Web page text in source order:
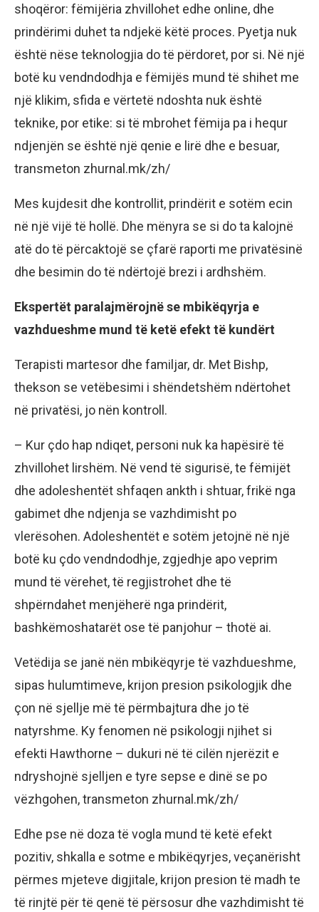
shoqëror: fëmijëria zhvillohet edhe online, dhe
prindërimi duhet ta ndjekë këtë proces. Pyetja nuk
është nëse teknologjia do të përdoret, por si. Në një
botë ku vendndodhja e fëmijës mund të shihet me
një klikim, sfida e vërtetë ndoshta nuk është
teknike, por etike: si të mbrohet fëmija pa i hequr
ndjenjën se është një qenie e lirë dhe e besuar,
transmeton zhurnal.mk/zh/
Mes kujdesit dhe kontrollit, prindërit e sotëm ecin
në një vijë të hollë. Dhe mënyra se si do ta kalojnë
atë do të përcaktojë se çfarë raporti me privatësinë
dhe besimin do të ndërtojë brezi i ardhshëm.
Ekspertët paralajmërojnë se mbikëqyrja e
vazhdueshme mund të ketë efekt të kundërt
Terapisti martesor dhe familjar, dr. Met Bishp,
thekson se vetëbesimi i shëndetshëm ndërtohet
në privatësi, jo nën kontroll.
– Kur çdo hap ndiqet, personi nuk ka hapësirë të
zhvillohet lirshëm. Në vend të sigurisë, te fëmijët
dhe adoleshentët shfaqen ankth i shtuar, frikë nga
gabimet dhe ndjenja se vazhdimisht po
vlerësohen. Adoleshentët e sotëm jetojnë në një
botë ku çdo vendndodhje, zgjedhje apo veprim
mund të vërehet, të regjistrohet dhe të
shpërndahet menjëherë nga prindërit,
bashkëmoshatarët ose të panjohur – thotë ai.
Vetëdija se janë nën mbikëqyrje të vazhdueshme,
sipas hulumtimeve, krijon presion psikologjik dhe
çon në sjellje më të përmbajtura dhe jo të
natyrshme. Ky fenomen në psikologji njihet si
efekti Hawthorne – dukuri në të cilën njerëzit e
ndryshojnë sjelljen e tyre sepse e dinë se po
vëzhgohen, transmeton zhurnal.mk/zh/
Edhe pse në doza të vogla mund të ketë efekt
pozitiv, shkalla e sotme e mbikëqyrjes, veçanërisht
përmes mjeteve digjitale, krijon presion të madh te
të rinjtë për të qenë të përsosur dhe vazhdimisht të